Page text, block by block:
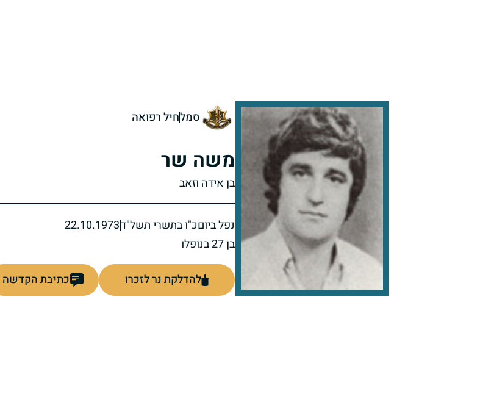
סמלחיל רפואה
משה שר
בן אידה וזאב
נפל ביוםכ"ו בתשרי תשל"ד22.10.1973
בן 27 בנופלו
להדלקת נר לזכרו כתיבת הקדשה